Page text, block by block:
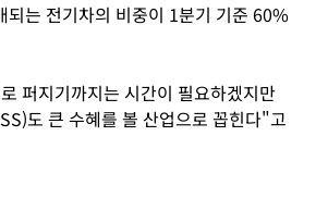
는 전기차의 비중이 1분기 기준 60%
퍼지기까지는 시간이 필요하겠지만
도 큰 수혜를 볼 산업으로 꼽힌다"고